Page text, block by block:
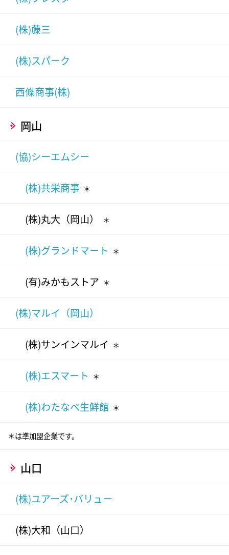
(株)藤三
(株)スパーク
西條商事(株)
岡山
(協)シーエムシー
(株)共栄商事 ＊
(株)丸大（岡山） ＊
(株)グランドマート ＊
(有)みかもストア ＊
(株)マルイ（岡山）
(株)サンインマルイ ＊
(株)エスマート ＊
(株)わたなべ生鮮館 ＊
＊は準加盟企業です。
山口
(株)ユアーズ･バリュー
(株)大和（山口）